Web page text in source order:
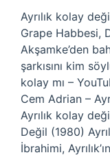
Ayrılık kolay
Grape Habbesi,
Akşamke’den
şarkısını kim
kolay mı –
Cem Adrian –
Ayrılık kolay
Değil (1980)
İbrahimi,